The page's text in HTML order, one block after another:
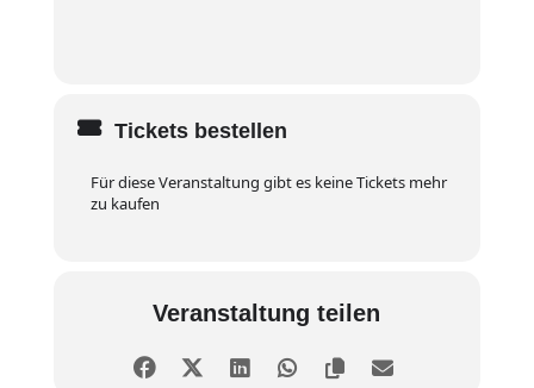
Tickets bestellen
Für diese Veranstaltung gibt es keine Tickets mehr
zu kaufen
Veranstaltung teilen